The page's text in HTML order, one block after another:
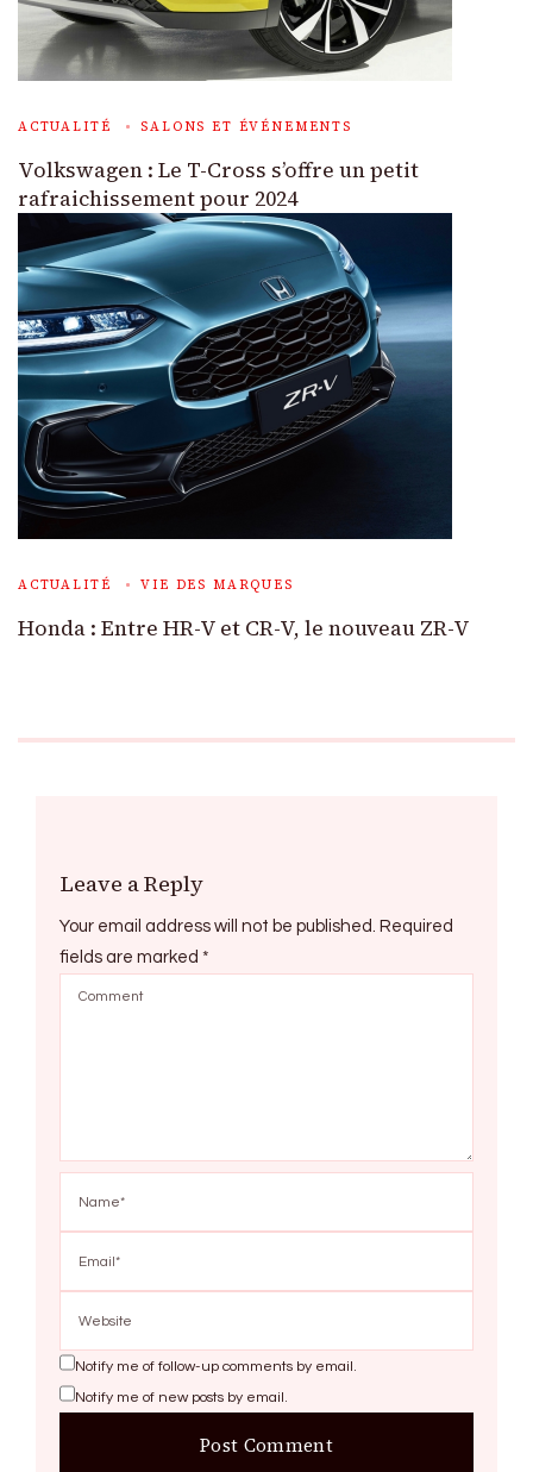
ACTUALITÉ SALONS ET ÉVÉNEMENTS
Volkswagen : Le T-Cross s’offre un petit
rafraichissement pour 2024
ACTUALITÉ VIE DES MARQUES
Honda : Entre HR-V et CR-V, le nouveau ZR-V
Leave a Reply
Your email address will not be published.
Required
fields are marked *
Notify me of follow-up comments by email.
Notify me of new posts by email.